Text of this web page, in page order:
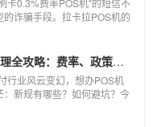
卡0.3%费率POS机"的短信不
诈骗手段。拉卡拉POS机的
息分析原因及应对建议：2026年POS机办理全攻略：费率、政策、避坑一篇讲清
行业风云变幻，想办POS机
：新规有哪些？如何避坑？今